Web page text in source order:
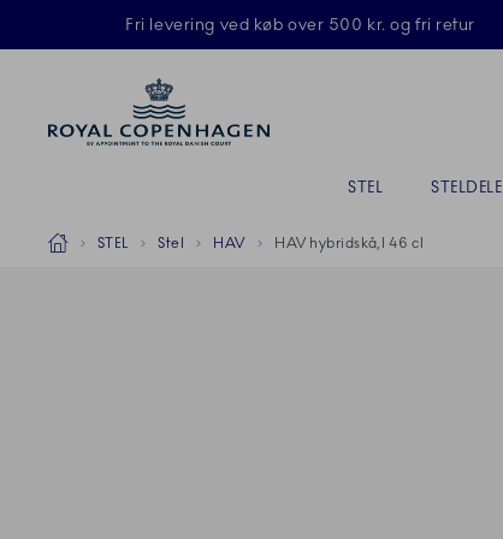
Fri levering ved køb over 500 kr. og fri retur
STEL STELDELE
Breadcrumb Headlinesss
HjemSTEL Stel HAV HAV hybridskå,l 46 cl